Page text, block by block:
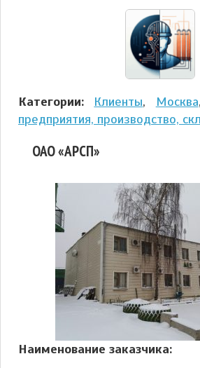
Категории: Клиенты, Москва
предприятия, производство,
ОАО «АРСП»
Наименование заказчика: